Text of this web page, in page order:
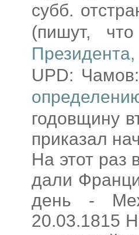
субб.
(пишут,
UPD:
годовщину
приказал
На этот раз
дали
день -
20.03.1815